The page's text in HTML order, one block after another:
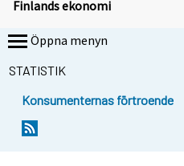
Finlands ekonomi
Öppna menyn
STATISTIK
Konsumenternas förtroende